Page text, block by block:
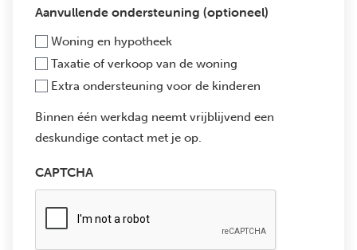
Aanvullende ondersteuning (optioneel)
Woning en hypotheek
Taxatie of verkoop van de woning
Extra ondersteuning voor de kinderen
Binnen één werkdag neemt vrijblijvend een
deskundige contact met je op.
CAPTCHA